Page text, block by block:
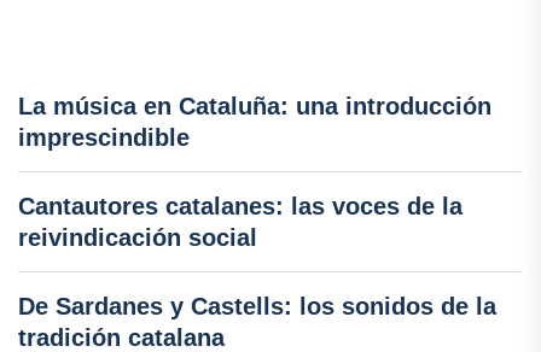
La música en Cataluña: una introducción
imprescindible
Cantautores catalanes: las voces de la
reivindicación social
De Sardanes y Castells: los sonidos de la
tradición catalana